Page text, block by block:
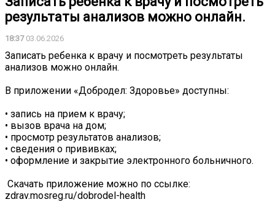
результаты анализов можно онлайн.
18:3703.06.2026
Записать ребенка к врачу и посмотреть результаты
анализов можно онлайн.
В приложении «Добродел: Здоровье» доступны:
• запись на прием к врачу;
• вызов врача на дом;
• просмотр результатов анализов;
• сведения о прививках;
• оформление и закрытие электронного больничного.
️ Скачать приложение можно по ссылке:
zdrav.mosreg.ru/dobrodel-health